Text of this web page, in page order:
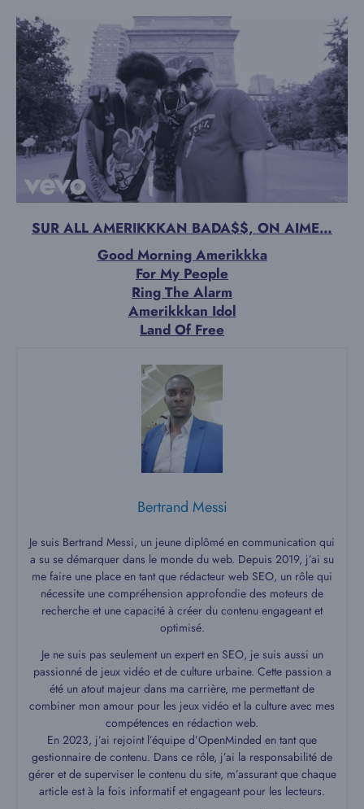
SUR ALL AMERIKKKAN BADA$$, ON AIME…
Good Morning Amerikkka
For My People
Ring The Alarm
Amerikkkan Idol
Land Of Free
Bertrand Messi
Je suis Bertrand Messi, un jeune diplômé en communication qui
a su se démarquer dans le monde du web. Depuis 2019, j’ai su
me faire une place en tant que rédacteur web SEO, un rôle qui
nécessite une compréhension approfondie des moteurs de
recherche et une capacité à créer du contenu engageant et
optimisé.
Je ne suis pas seulement un expert en SEO, je suis aussi un
passionné de jeux vidéo et de culture urbaine. Cette passion a
été un atout majeur dans ma carrière, me permettant de
combiner mon amour pour les jeux vidéo et la culture avec mes
compétences en rédaction web.
En 2023, j’ai rejoint l’équipe d’OpenMinded en tant que
gestionnaire de contenu. Dans ce rôle, j’ai la responsabilité de
gérer et de superviser le contenu du site, m’assurant que chaque
article est à la fois informatif et engageant pour les lecteurs.